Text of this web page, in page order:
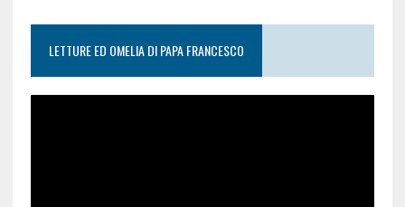
LETTURE ED OMELIA DI PAPA FRANCESCO